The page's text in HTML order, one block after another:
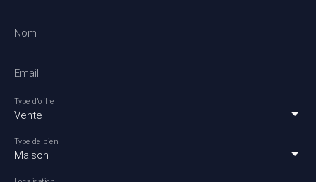
Nom
Email
Vente
Type d'offre
Maison
Type de bien